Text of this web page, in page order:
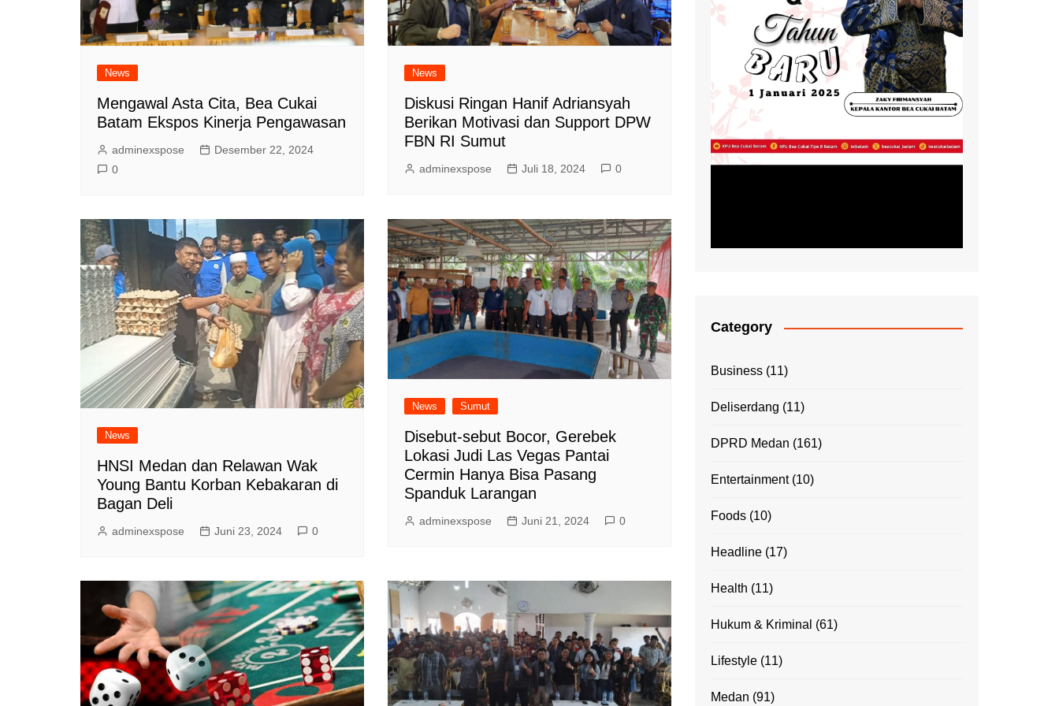
News
Mengawal Asta Cita, Bea Cukai
Batam Ekspos Kinerja Pengawasan
adminexspose
Desember 22, 2024
0
News
Diskusi Ringan Hanif Adriansyah
Berikan Motivasi dan Support DPW
FBN RI Sumut
adminexspose Juli 18, 2024 0
News
HNSI Medan dan Relawan Wak
Young Bantu Korban Kebakaran di
Bagan Deli
adminexspose Juni 23, 2024 0
News Sumut
Disebut-sebut Bocor, Gerebek
Lokasi Judi Las Vegas Pantai
Cermin Hanya Bisa Pasang
Spanduk Larangan
adminexspose Juni 21, 2024 0
Category
Business (11)
Deliserdang (11)
DPRD Medan (161)
Entertainment(10)
Foods (10)
Headline (17)
Health (11)
Hukum & Kriminal (61)
Lifestyle (11)
Medan (91)